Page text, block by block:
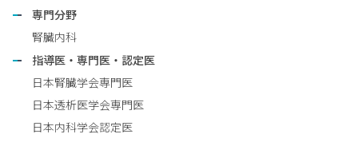
専門分野
腎臓内科
指導医・専門医・認定医
日本腎臓学会専門医
日本透析医学会専門医
日本内科学会認定医